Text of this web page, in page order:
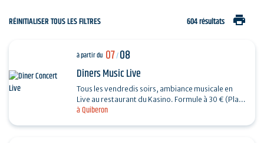
RÉINITIALISER TOUS LES FILTRES 604 résultats print
à Quiberon
à partir du 07/08
Dîners Music Live
Tous les vendredis soirs, ambiance musicale en
Live au restaurant du Kasino. Formule à 30 € (Plat